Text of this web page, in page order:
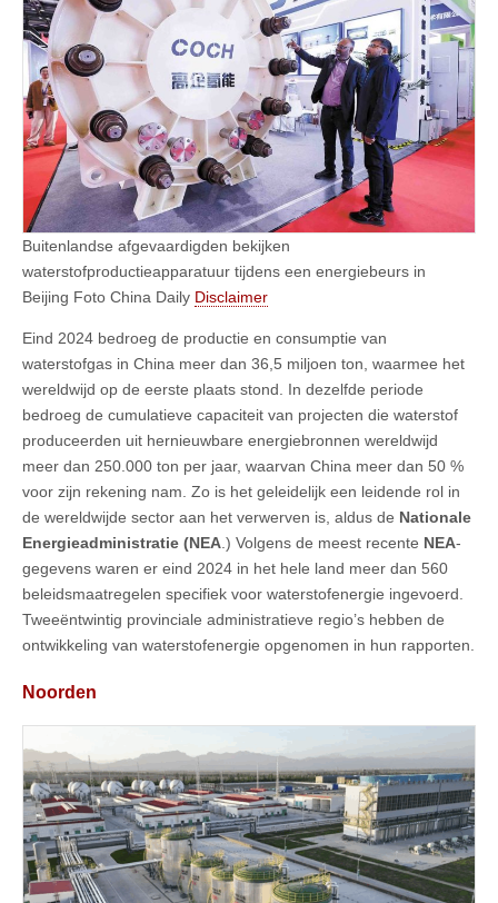
Buitenlandse afgevaardigden bekijken
waterstofproductieapparatuur tijdens een energiebeurs in
Beijing Foto China Daily Disclaimer
Eind 2024 bedroeg de productie en consumptie van
waterstofgas in China meer dan 36,5 miljoen ton, waarmee het
wereldwijd op de eerste plaats stond. In dezelfde periode
bedroeg de cumulatieve capaciteit van projecten die waterstof
produceerden uit hernieuwbare energiebronnen wereldwijd
meer dan 250.000 ton per jaar, waarvan China meer dan 50 %
voor zijn rekening nam. Zo is het geleidelijk een leidende rol in
de wereldwijde sector aan het verwerven is, aldus de Nationale
Energieadministratie (NEA.) Volgens de meest recente NEA-
gegevens waren er eind 2024 in het hele land meer dan 560
beleidsmaatregelen specifiek voor waterstofenergie ingevoerd.
Tweeëntwintig provinciale administratieve regio’s hebben de
ontwikkeling van waterstofenergie opgenomen in hun rapporten.
Noorden